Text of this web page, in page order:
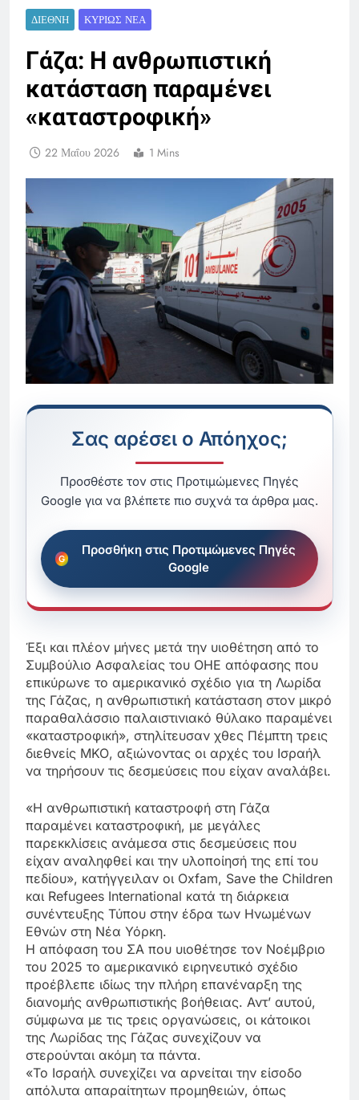
ΔΙΕΘΝΉ ΚΥΡΊΩΣ ΝΈΑ
Γάζα: Η ανθρωπιστική
κατάσταση παραμένει
«καταστροφική»
22 Μαΐου 2026 1 Mins
Σας αρέσει ο Απόηχος;
Προσθέστε τον στις Προτιμώμενες Πηγές
Google για να βλέπετε πιο συχνά τα άρθρα μας.
Προσθήκη στις Προτιμώμενες Πηγές
Google
Έξι και πλέον μήνες μετά την υιοθέτηση από το
Συμβούλιο Ασφαλείας του ΟΗΕ απόφασης που
επικύρωνε το αμερικανικό σχέδιο για τη Λωρίδα
της Γάζας, η ανθρωπιστική κατάσταση στον μικρό
παραθαλάσσιο παλαιστινιακό θύλακο παραμένει
«καταστροφική», στηλίτευσαν χθες Πέμπτη τρεις
διεθνείς ΜΚΟ, αξιώνοντας οι αρχές του Ισραήλ
να τηρήσουν τις δεσμεύσεις που είχαν αναλάβει.
«Η ανθρωπιστική καταστροφή στη Γάζα
παραμένει καταστροφική, με μεγάλες
παρεκκλίσεις ανάμεσα στις δεσμεύσεις που
είχαν αναληφθεί και την υλοποίησή της επί του
πεδίου», κατήγγειλαν οι Oxfam, Save the Children
και Refugees International κατά τη διάρκεια
συνέντευξης Τύπου στην έδρα των Ηνωμένων
Εθνών στη Νέα Υόρκη.
Η απόφαση του ΣΑ που υιοθέτησε τον Νοέμβριο
του 2025 το αμερικανικό ειρηνευτικό σχέδιο
προέβλεπε ιδίως την πλήρη επανέναρξη της
διανομής ανθρωπιστικής βοήθειας. Αντ’ αυτού,
σύμφωνα με τις τρεις οργανώσεις, οι κάτοικοι
της Λωρίδας της Γάζας συνεχίζουν να
στερούνται ακόμη τα πάντα.
«Το Ισραήλ συνεχίζει να αρνείται την είσοδο
απόλυτα απαραίτητων προμηθειών, όπως